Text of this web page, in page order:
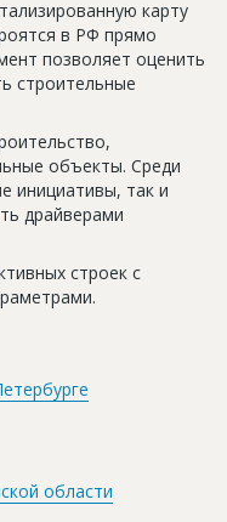
карту
в РФ прямо
позволяет оценить
строительные
объекты. Среди
инициативы, так и
драйверами
строек с
области